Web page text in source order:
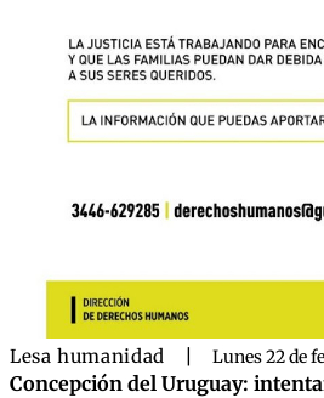
Lesa humanidad Lunes 22 de
Concepción del Uruguay: